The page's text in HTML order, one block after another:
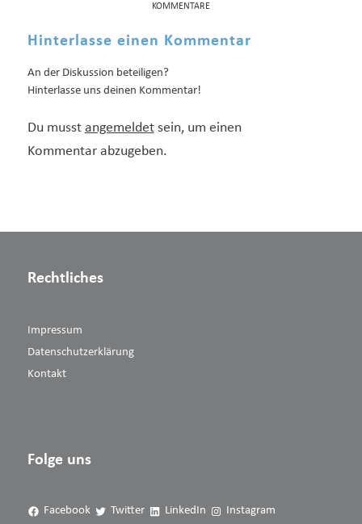
KOMMENTARE
Hinterlasse einen Kommentar
An der Diskussion beteiligen?
Hinterlasse uns deinen Kommentar!
Du musst angemeldetsein, um einen
Kommentar abzugeben.
Rechtliches
Impressum
Datenschutzerklärung
Kontakt
Folge uns
Facebook Twitter LinkedIn Instagram